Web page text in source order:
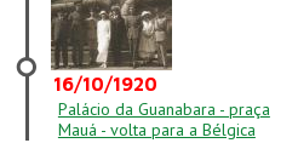
16/10/1920
Palácio da Guanabara - praça
Mauá - volta para a Bélgica